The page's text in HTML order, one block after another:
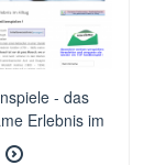
- das
Erlebnis im
Alltag